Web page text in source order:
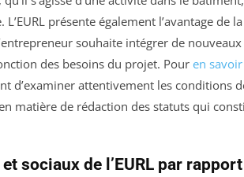
présente également l’avantage de
souhaite intégrer de
des besoins du projet. Pour en
d’examiner attentivement les conditions
matière de rédaction des statuts qui
sociaux de l’EURL par